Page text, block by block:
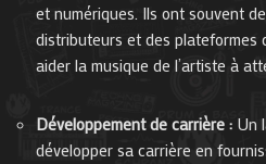
et numériques. Ils ont souvent
distributeurs et des plateformes
aider la musique de l’artiste à
Développement de carrière : Un
développer sa carrière en